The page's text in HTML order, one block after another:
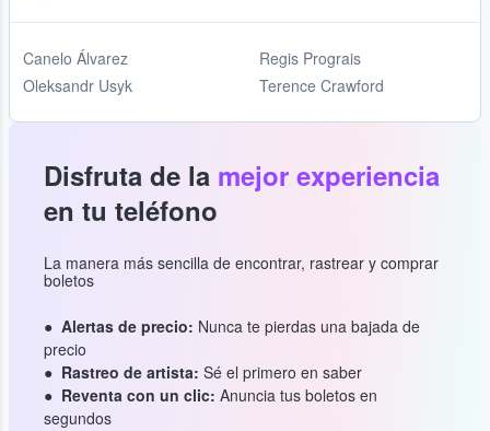
Canelo Álvarez
Oleksandr Usyk
Regis Prograis
Terence Crawford
Disfruta de la mejor experiencia
en tu teléfono
La manera más sencilla de encontrar, rastrear y comprar
boletos
Alertas de precio: Nunca te pierdas una bajada de
precio
Rastreo de artista: Sé el primero en saber
Reventa con un clic: Anuncia tus boletos en
segundos